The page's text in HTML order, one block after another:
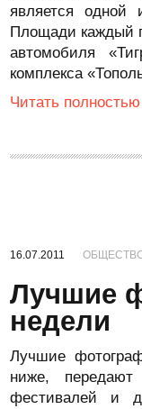
является одной
Площади каждый
автомобиля
комплекса
Читать
16.07.2011
Лучшие
недели
Лучшие
ниже, передают
фестивалей и